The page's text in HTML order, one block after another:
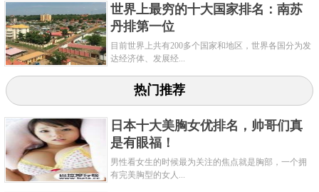
世界上最穷的十大国家排名：南苏
丹排第一位
目前世界上共有200多个国家和地区，世界各国分为发
达经济体、发展经...
热门推荐
日本十大美胸女优排名，帅哥们真
是有眼福！
男性看女生的时候最为关注的焦点就是胸部，一个拥
有完美胸型的女人...